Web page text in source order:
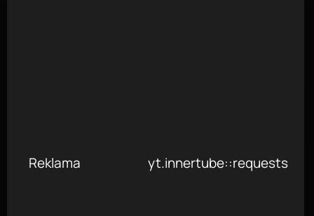
Reklama yt.innertube::requests